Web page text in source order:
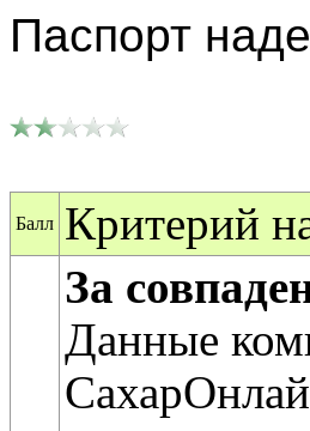
Паспорт
Балл Критерий
За
Данные